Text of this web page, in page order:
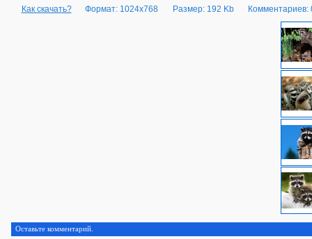
Как скачать? Формат: 1024x768 Размер: 192 Kb Комментариев:
Оставьте комментарий.